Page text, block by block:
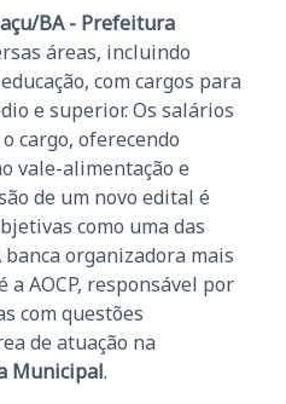
BA - Prefeitura
áreas, incluindo
com cargos para
e superior. Os salários
cargo, oferecendo
vale-alimentação e
de um novo edital é
como uma das
organizadora mais
a AOCP, responsável por
com questões
de atuação na
Municipal.